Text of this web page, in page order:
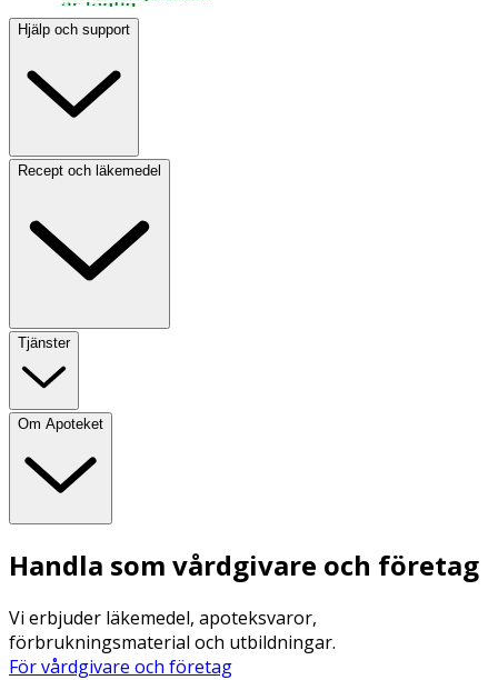
Hjälp och support
Recept och läkemedel
Tjänster
Om Apoteket
Handla som vårdgivare och företag
Vi erbjuder läkemedel, apoteksvaror,
förbrukningsmaterial och utbildningar.
För vårdgivare och företag